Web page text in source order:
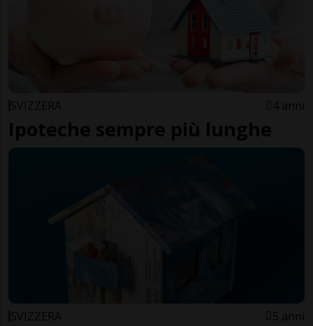
SVIZZERA 4 anni
Ipoteche sempre più lunghe
SVIZZERA 5 anni